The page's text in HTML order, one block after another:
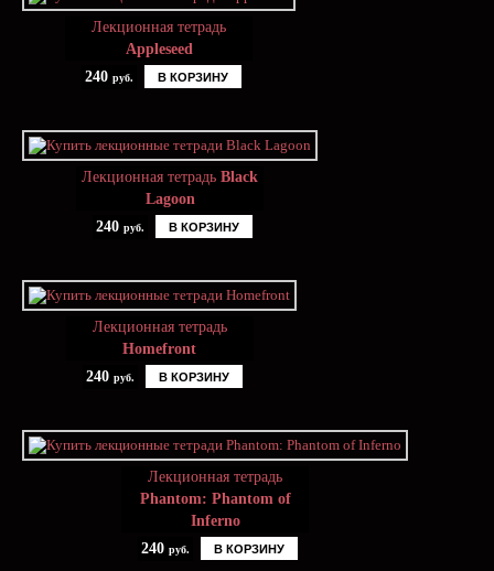
Лекционная тетрадь
Appleseed
240 руб. В КОРЗИНУ
Лекционная тетрадь Black
Lagoon
240 руб. В КОРЗИНУ
Лекционная тетрадь
Homefront
240 руб. В КОРЗИНУ
Лекционная тетрадь
Phantom: Phantom of
Inferno
240 руб. В КОРЗИНУ